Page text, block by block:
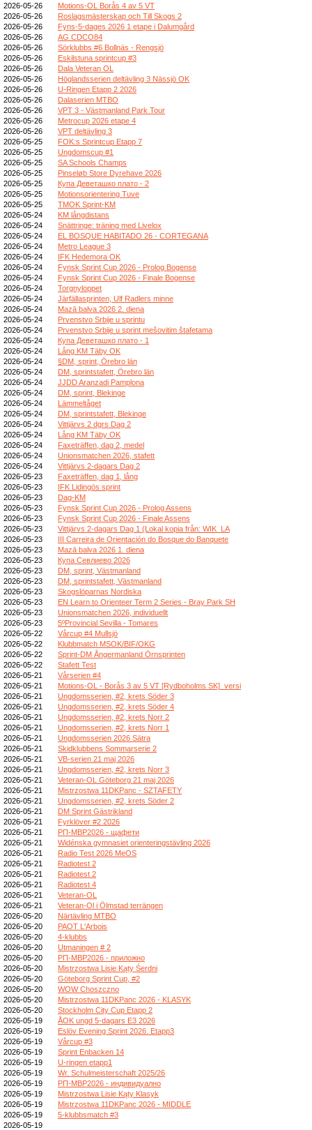
2026-05-26
Motions-OL Borås 4 av 5 VT
2026-05-26
Roslagsmästerskap och Till Skogs 2
2026-05-26
Fyns-5-dages 2026 1 etape i Dalumgård
2026-05-26
AG CDCO84
2026-05-26
Sörklubbs #6 Bollnäs - Rengsjö
2026-05-26
Eskilstuna sprintcup #3
2026-05-26
Dala Veteran OL
2026-05-26
Höglandsserien deltävling 3 Nässjö OK
2026-05-26
U-Ringen Etapp 2 2026
2026-05-26
Dalaserien MTBO
2026-05-26
VPT 3 - Västmanland Park Tour
2026-05-26
Metrocup 2026 etape 4
2026-05-26
VPT deltävling 3
2026-05-25
FOK:s Sprintcup Etapp 7
2026-05-25
Ungdomscup #1
2026-05-25
SA Schools Champs
2026-05-25
Pinseløb Store Dyrehave 2026
2026-05-25
Купа Деветашко плато - 2
2026-05-25
Motionsorientering Tuve
2026-05-25
TMOK Sprint-KM
2026-05-24
KM långdistans
2026-05-24
Snättringe: träning med Livelox
2026-05-24
EL BOSQUE HABITADO 26 - CORTEGANA
2026-05-24
Metro League 3
2026-05-24
IFK Hedemora OK
2026-05-24
Fynsk Sprint Cup 2026 - Prolog Bogense
2026-05-24
Fynsk Sprint Cup 2026 - Finale Bogense
2026-05-24
Torgnyloppet
2026-05-24
Järfällasprinten, Ulf Radlers minne
2026-05-24
Mazā balva 2026 2. diena
2026-05-24
Prvenstvo Srbije u sprintu
2026-05-24
Prvenstvo Srbije u sprint mešovitim štafetama
2026-05-24
Купа Деветашко плато - 1
2026-05-24
Lång KM Täby OK
2026-05-24
§DM, sprint, Örebro län
2026-05-24
DM, sprintstafett, Örebro län
2026-05-24
JJDD Aranzadi Pamplona
2026-05-24
DM, sprint, Blekinge
2026-05-24
Lämmeltåget
2026-05-24
DM, sprintstafett, Blekinge
2026-05-24
Vittjärvs 2 dgrs Dag 2
2026-05-24
Lång KM Täby OK
2026-05-24
Faxeträffen, dag 2, medel
2026-05-24
Unionsmatchen 2026, stafett
2026-05-24
Vittjärvs 2-dagars Dag 2
2026-05-23
Faxeträffen, dag 1, lång
2026-05-23
IFK Lidingös sprint
2026-05-23
Dag-KM
2026-05-23
Fynsk Sprint Cup 2026 - Prolog Assens
2026-05-23
Fynsk Sprint Cup 2026 - Finale Assens
2026-05-23
Vittjärvs 2-dagars Dag 1 (Lokal kopia från: WIK_LA
2026-05-23
III Carreira de Orientación do Bosque do Banquete
2026-05-23
Mazā balva 2026 1. diena
2026-05-23
Купа Севлиево 2026
2026-05-23
DM, sprint, Västmanland
2026-05-23
DM, sprintstafett, Västmanland
2026-05-23
Skogslöparnas Nordiska
2026-05-23
EN Learn to Orienteer Term 2 Series - Bray Park SH
2026-05-23
Unionsmatchen 2026, individuellt
2026-05-23
5ºProvincial Sevilla - Tomares
2026-05-22
Vårcup #4 Mullsjö
2026-05-22
Klubbmatch MSOK/BIF/OKG
2026-05-22
Sprint-DM Ångermanland Örnsprinten
2026-05-22
Stafett Test
2026-05-21
Vårserien #4
2026-05-21
Motions-OL - Borås 3 av 5 VT [Rydboholms SK]_versi
2026-05-21
Ungdomsserien, #2, krets Söder 3
2026-05-21
Ungdomsserien, #2, krets Söder 4
2026-05-21
Ungdomsserien, #2, krets Norr 2
2026-05-21
Ungdomsserien, #2, krets Norr 1
2026-05-21
Ungdomsserien 2026 Sätra
2026-05-21
Skidklubbens Sommarserie 2
2026-05-21
VB-serien 21 maj 2026
2026-05-21
Ungdomsserien, #2, krets Norr 3
2026-05-21
Veteran-OL Göteborg 21 maj 2026
2026-05-21
Mistrzostwa 11DKPanc - SZTAFETY
2026-05-21
Ungdomsserien, #2, krets Söder 2
2026-05-21
DM Sprint Gästrikland
2026-05-21
Fyrklöver #2 2026
2026-05-21
РП-МВР2026 - щафети
2026-05-21
Widénska gymnasiet orienteringstävling 2026
2026-05-21
Radio Test 2026 MeOS
2026-05-21
Radiotest 2
2026-05-21
Radiotest 2
2026-05-21
Radiotest 4
2026-05-21
Veteran-OL
2026-05-21
Veteran-Ol i Ölmstad terrängen
2026-05-20
Närtävling MTBO
2026-05-20
PAOT L'Arbois
2026-05-20
4-klubbs
2026-05-20
Utmaningen # 2
2026-05-20
РП-МВР2026 - приложно
2026-05-20
Mistrzostwa Lisie Kąty Śerdni
2026-05-20
Göteborg Sprint Cup, #2
2026-05-20
WOW Choszczno
2026-05-20
Mistrzostwa 11DKPanc 2026 - KLASYK
2026-05-20
Stockholm City Cup Etapp 2
2026-05-19
ÅOK ungd 5-dagars E3 2026
2026-05-19
Eslöv Evening Sprint 2026. Etapp3
2026-05-19
Vårcup #3
2026-05-19
Sprint Enbacken 14
2026-05-19
U-ringen etapp1
2026-05-19
Wr. Schulmeisterschaft 2025/26
2026-05-19
РП-МВР2026 - индивидуално
2026-05-19
Mistrzostwa Lisie Kąty Klasyk
2026-05-19
Mistrzostwa 11DKPanc 2026 - MIDDLE
2026-05-19
5-klubbsmatch #3
2026-05-19